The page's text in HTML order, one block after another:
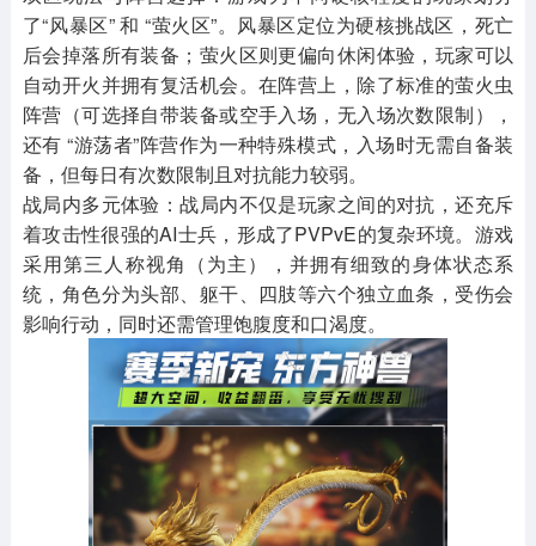
了“风暴区” 和 “萤火区”。风暴区定位为硬核挑战区，死亡
后会掉落所有装备；萤火区则更偏向休闲体验，玩家可以
自动开火并拥有复活机会。在阵营上，除了标准的萤火虫
阵营（可选择自带装备或空手入场，无入场次数限制），
还有 “游荡者”阵营作为一种特殊模式，入场时无需自备装
备，但每日有次数限制且对抗能力较弱。
战局内多元体验：战局内不仅是玩家之间的对抗，还充斥
着攻击性很强的AI士兵，形成了PVPvE的复杂环境。游戏
采用第三人称视角（为主），并拥有细致的身体状态系
统，角色分为头部、躯干、四肢等六个独立血条，受伤会
影响行动，同时还需管理饱腹度和口渴度。